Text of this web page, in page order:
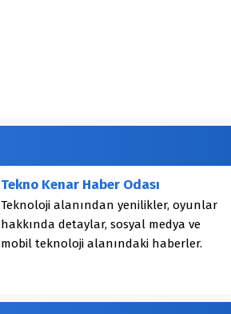
Tekno Kenar Haber Odası
Teknoloji alanından yenilikler, oyunlar
hakkında detaylar, sosyal medya ve
mobil teknoloji alanındaki haberler.